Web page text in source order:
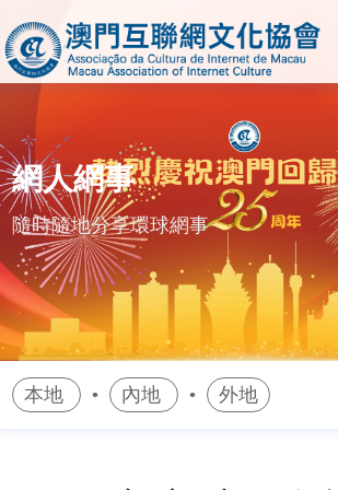
網人網事
隨時隨地分享環球網事
本地 • 內地 • 外地